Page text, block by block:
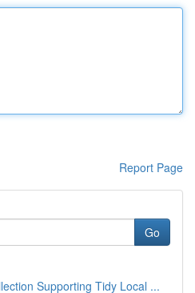
Report Page
Go
Supporting Tidy Local ...